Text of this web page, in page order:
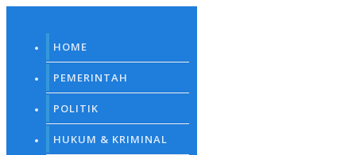
HOME
PEMERINTAH
POLITIK
HUKUM & KRIMINAL